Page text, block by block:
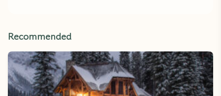
Recommended